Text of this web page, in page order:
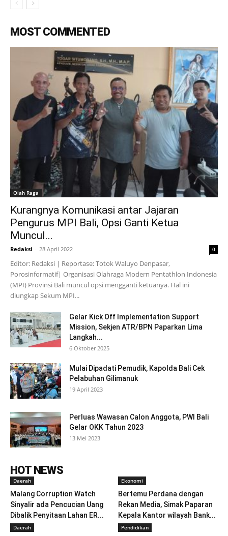
MOST COMMENTED
Olah Raga
Kurangnya Komunikasi antar Jajaran
Pengurus MPI Bali, Opsi Ganti Ketua
Muncul...
Redaksi - 28 April 2022 0
Editor: Redaksi | Reportase: Totok Waluyo Denpasar,
Porosinformatif| Organisasi Olahraga Modern Pentathlon Indonesia
(MPI) Provinsi Bali muncul opsi mengganti ketuanya. Hal ini
diungkap Sekum MPI...
Gelar Kick Off Implementation Support
Mission, Sekjen ATR/BPN Paparkan Lima
Langkah...
6 Oktober 2025
Mulai Dipadati Pemudik, Kapolda Bali Cek
Pelabuhan Gilimanuk
19 April 2023
Perluas Wawasan Calon Anggota, PWI Bali
Gelar OKK Tahun 2023
13 Mei 2023
HOT NEWS
Daerah
Malang Corruption Watch
Sinyalir ada Pencucian Uang
Dibalik Penyitaan Lahan ER...
Ekonomi
Bertemu Perdana dengan
Rekan Media, Simak Paparan
Kepala Kantor wilayah Bank...
Daerah Pendidikan